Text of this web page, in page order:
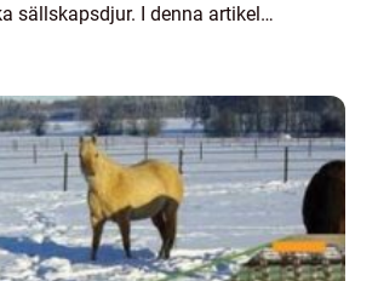
sällskapsdjur. I denna artikel